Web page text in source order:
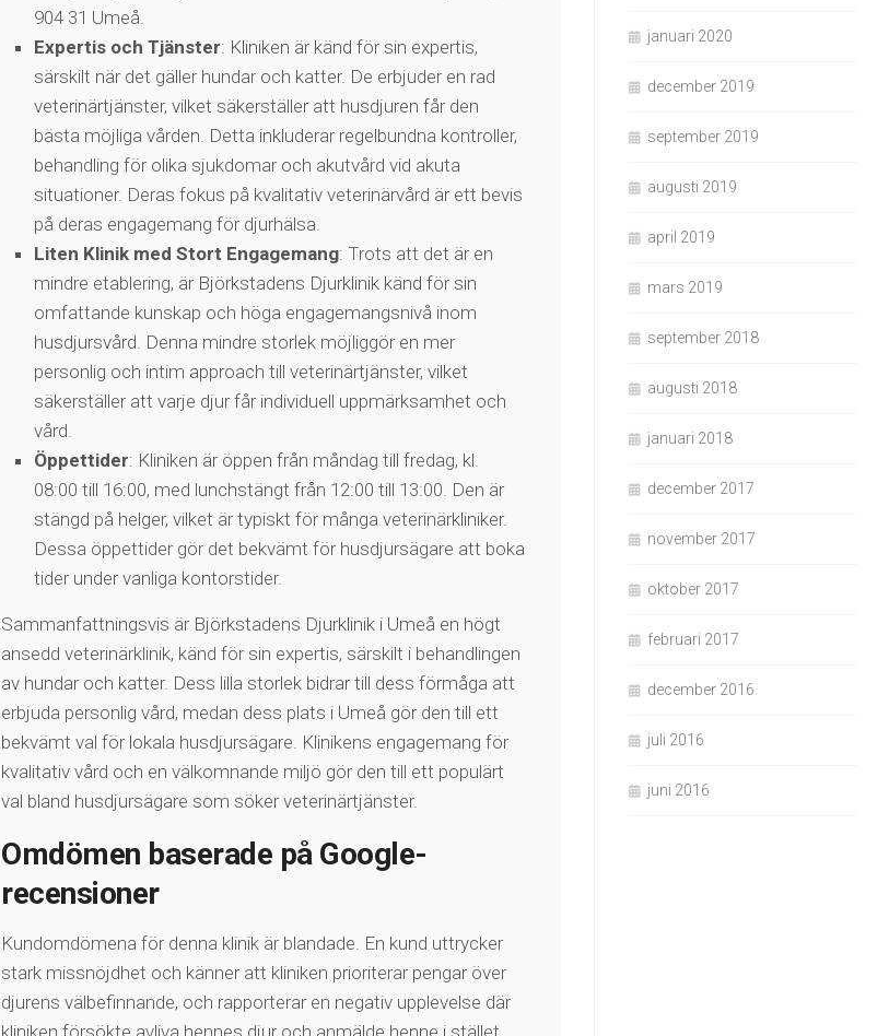
904 31 Umeå​​.
Expertis och Tjänster: Kliniken är känd för sin expertis,
särskilt när det gäller hundar och katter. De erbjuder en rad
veterinärtjänster, vilket säkerställer att husdjuren får den
bästa möjliga vården. Detta inkluderar regelbundna kontroller,
behandling för olika sjukdomar och akutvård vid akuta
situationer. Deras fokus på kvalitativ veterinärvård är ett bevis
på deras engagemang för djurhälsa​​.
Liten Klinik med Stort Engagemang: Trots att det är en
mindre etablering, är Björkstadens Djurklinik känd för sin
omfattande kunskap och höga engagemangsnivå inom
husdjursvård. Denna mindre storlek möjliggör en mer
personlig och intim approach till veterinärtjänster, vilket
säkerställer att varje djur får individuell uppmärksamhet och
vård​​.
Öppettider: Kliniken är öppen från måndag till fredag, kl.
08:00 till 16:00, med lunchstängt från 12:00 till 13:00. Den är
stängd på helger, vilket är typiskt för många veterinärkliniker.
Dessa öppettider gör det bekvämt för husdjursägare att boka
tider under vanliga kontorstider​​.
Sammanfattningsvis är Björkstadens Djurklinik i Umeå en högt
ansedd veterinärklinik, känd för sin expertis, särskilt i behandlingen
av hundar och katter. Dess lilla storlek bidrar till dess förmåga att
erbjuda personlig vård, medan dess plats i Umeå gör den till ett
bekvämt val för lokala husdjursägare. Klinikens engagemang för
kvalitativ vård och en välkomnande miljö gör den till ett populärt
val bland husdjursägare som söker veterinärtjänster.
Omdömen baserade på Google-
recensioner
Kundomdömena för denna klinik är blandade. En kund uttrycker
stark missnöjdhet och känner att kliniken prioriterar pengar över
djurens välbefinnande, och rapporterar en negativ upplevelse där
kliniken försökte avliva hennes djur och anmälde henne i stället
januari 2020
december 2019
september 2019
augusti 2019
april 2019
mars 2019
september 2018
augusti 2018
januari 2018
december 2017
november 2017
oktober 2017
februari 2017
december 2016
juli 2016
juni 2016